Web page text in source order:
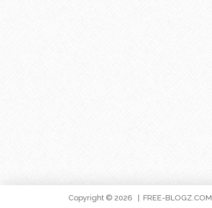
Copyright © 2026 FREE-BLOGZ.COM